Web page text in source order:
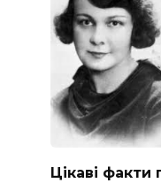
Цікаві факти